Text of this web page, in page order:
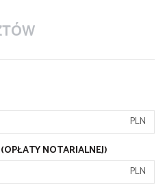
PLN
NOTARIALNEJ)
PLN